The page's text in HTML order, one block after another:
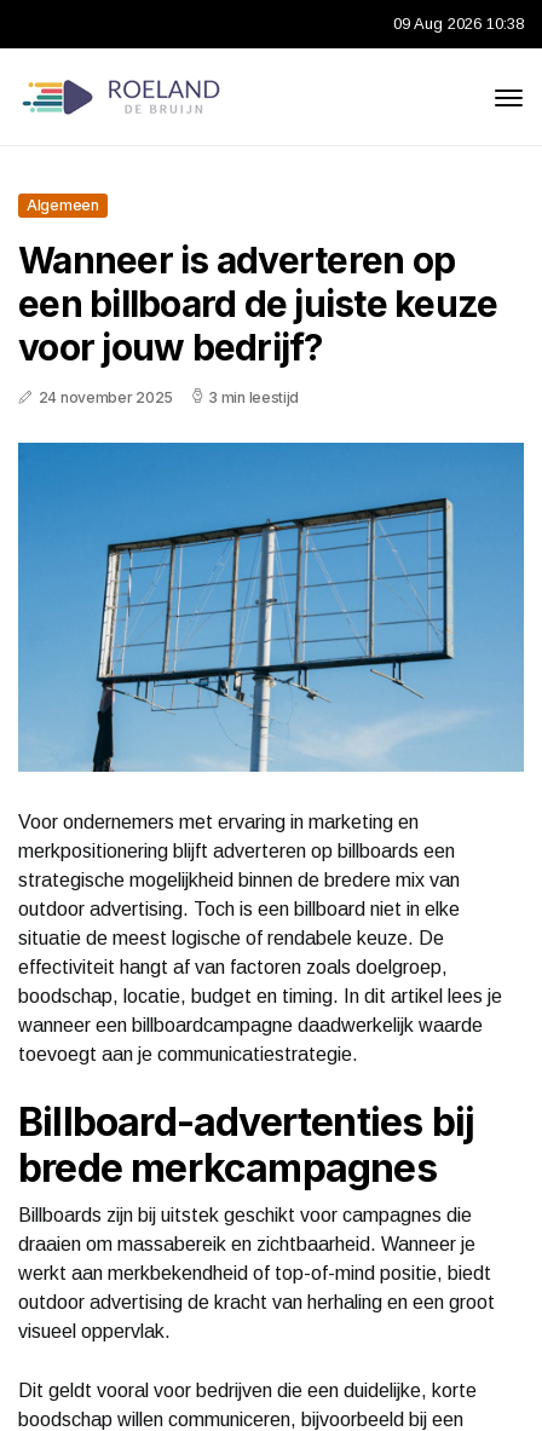
09 Aug 2026 10:38
Algemeen
Wanneer is adverteren op
een billboard de juiste keuze
voor jouw bedrijf?
24 november 2025 3 min leestijd
Voor ondernemers met ervaring in marketing en
merkpositionering blijft adverteren op billboards een
strategische mogelijkheid binnen de bredere mix van
outdoor advertising. Toch is een billboard niet in elke
situatie de meest logische of rendabele keuze. De
effectiviteit hangt af van factoren zoals doelgroep,
boodschap, locatie, budget en timing. In dit artikel lees je
wanneer een billboardcampagne daadwerkelijk waarde
toevoegt aan je communicatiestrategie.
Billboard-advertenties bij
brede merkcampagnes
Billboards zijn bij uitstek geschikt voor campagnes die
draaien om massabereik en zichtbaarheid. Wanneer je
werkt aan merkbekendheid of top-of-mind positie, biedt
outdoor advertising de kracht van herhaling en een groot
visueel oppervlak.
Dit geldt vooral voor bedrijven die een duidelijke, korte
boodschap willen communiceren, bijvoorbeeld bij een